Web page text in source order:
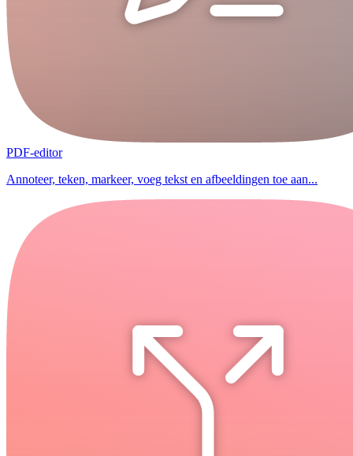
PDF-editor
Annoteer, teken, markeer, voeg tekst en afbeeldingen toe aan...